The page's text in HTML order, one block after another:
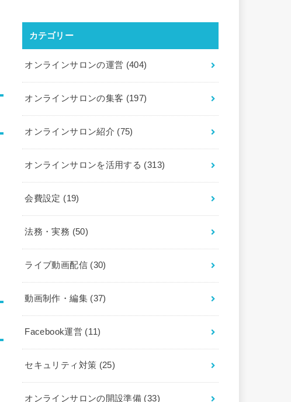
カテゴリー
オンラインサロンの運営 (404)
オンラインサロンの集客 (197)
オンラインサロン紹介 (75)
オンラインサロンを活用する (313)
会費設定 (19)
法務・実務 (50)
ライブ動画配信 (30)
動画制作・編集 (37)
Facebook運営 (11)
セキュリティ対策 (25)
オンラインサロンの開設準備 (33)